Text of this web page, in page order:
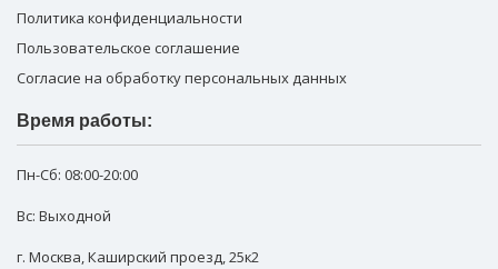
Политика конфиденциальности
Пользовательское соглашение
Согласие на обработку персональных данных
Время работы:
Пн-Сб: 08:00-20:00
Вс: Выходной
г. Москва,Каширский проезд, 25к2